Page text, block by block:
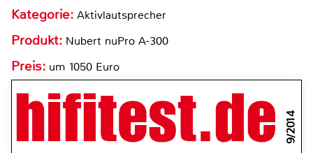
Kategorie: Aktivlautsprecher
Produkt: Nubert nuPro A-300
Preis: um 1050 Euro
9/2014